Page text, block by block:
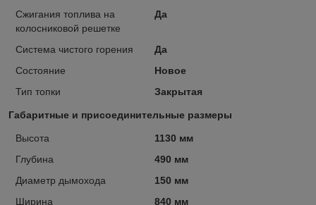
Сжигания топлива на
колосниковой решетке
Да
Система чистого горения
Да
Состояние
Новое
Тип топки
Закрытая
Габаритные и присоединительные размеры
Высота
1130 мм
Глубина
490 мм
Диаметр дымохода
150 мм
Ширина
840 мм